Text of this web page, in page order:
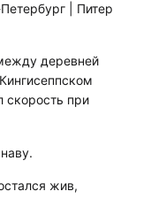
| Питер
деревней
скорость при
жив,